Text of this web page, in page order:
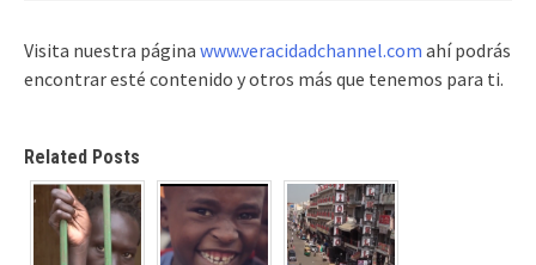
Visita nuestra página www.veracidadchannel.com ahí podrás
encontrar esté contenido y otros más que tenemos para ti.
Related Posts